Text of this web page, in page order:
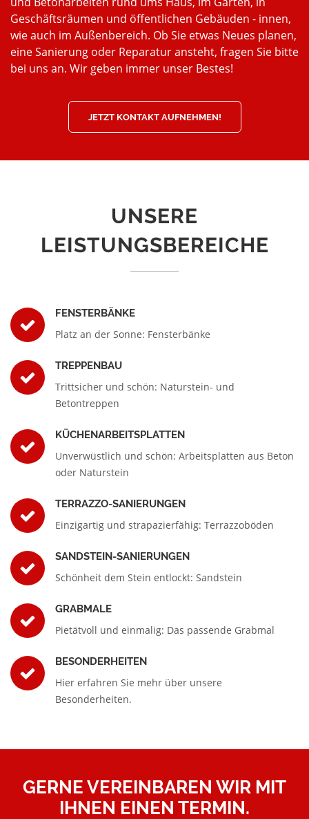
Geschäftsräumen und öffentlichen Gebäuden - innen,
wie auch im Außenbereich. Ob Sie etwas Neues planen,
eine Sanierung oder Reparatur ansteht, fragen Sie bitte
bei uns an. Wir geben immer unser Bestes!
JETZT KONTAKT AUFNEHMEN!
UNSERE
LEISTUNGSBEREICHE
FENSTERBÄNKE
Platz an der Sonne: Fensterbänke
TREPPENBAU
Trittsicher und schön: Naturstein- und
Betontreppen
KÜCHENARBEITSPLATTEN
Unverwüstlich und schön: Arbeitsplatten aus Beton
oder Naturstein
TERRAZZO-SANIERUNGEN
Einzigartig und strapazierfähig: Terrazzoböden
SANDSTEIN-SANIERUNGEN
Schönheit dem Stein entlockt: Sandstein
GRABMALE
Pietätvoll und einmalig: Das passende Grabmal
BESONDERHEITEN
Hier erfahren Sie mehr über unsere
Besonderheiten.
GERNE VEREINBAREN WIR MIT
IHNEN EINEN TERMIN.